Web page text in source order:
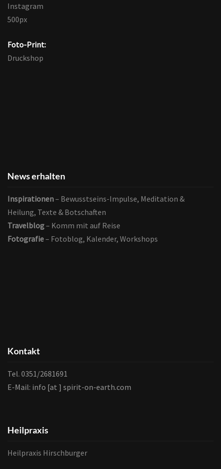
Instagram
500px
Foto-Print:
Druckshop
News erhalten
Inspirationen– Bewusstseins-Impulse, Meditation &
Heilung, Texte & Botschaften
Travelblog– Komm mit auf Reise
Fotografie– Fotoblog, Kalender, Workshops
Kontakt
Tel. 0351/2681691
E-Mail: info [at ] spirit-on-earth.com
Heilpraxis
Heilpraxis Hirschburger